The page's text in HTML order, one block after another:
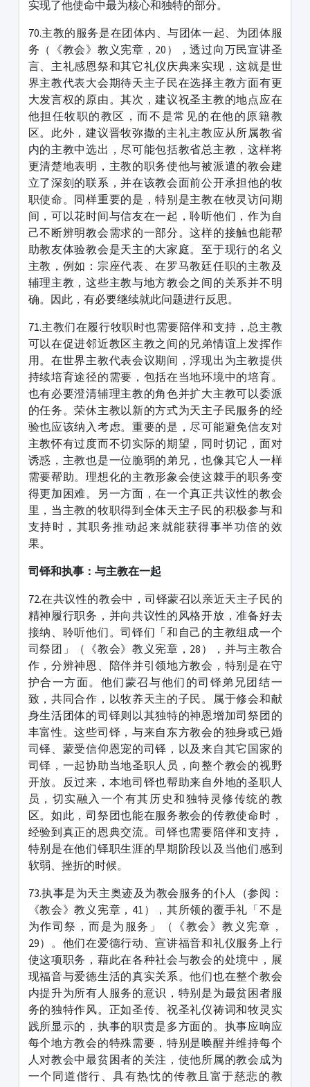
实现了他使命中最为核心和独特的部分。
70.主教的服务是在团体内、与团体一起、为团体服
务（《教会》教义宪章，20），透过向万民宣讲圣
言、主礼感恩祭和其它礼仪庆典来实现，这就是世
界主教代表大会期待天主子民在选择主教方面有更
大发言权的原由。其次，建议祝圣主教的地点应在
他担任牧职的教区，而不是常见的在他的原籍教
区。此外，建议晋牧弥撒的主礼主教应从所属教省
内的主教中选出，尽可能包括教省总主教，这样将
更清楚地表明，主教的职务使他与被派遣的教会建
立了深刻的联系，并在该教会面前公开承担他的牧
职使命。同样重要的是，特别是主教在牧灵访问期
间，可以花时间与信友在一起，聆听他们，作为自
己不断辨明教会需求的一部分。这样的接触也能帮
助教友体验教会是天主的大家庭。至于现行的名义
主教，例如：宗座代表、在罗马教廷任职的主教及
辅理主教，这些主教与地方教会之间的关系并不明
确。因此，有必要继续就此问题进行反思。
71.主教们在履行牧职时也需要陪伴和支持，总主教
可以在促进邻近教区主教之间的兄弟情谊上发挥作
用。在世界主教代表会议期间，浮现出为主教提供
持续培育途径的需要，包括在当地环境中的培育。
也有必要澄清辅理主教的角色并扩大主教可以委派
的任务。荣休主教以新的方式为天主子民服务的经
验也应该纳入考虑。重要的是，尽可能避免信友对
主教怀有过度而不切实际的期望，同时切记，面对
诱惑，主教也是一位脆弱的弟兄，也像其它人一样
需要帮助。理想化的主教形象会使这棘手的职务变
得更加困难。另一方面，在一个真正共议性的教会
里，当主教的牧职得到全体天主子民的积极参与和
支持时，其职务推动起来就能获得事半功倍的效
果。
司铎和执事：与主教在一起
72.在共议性的教会中，司铎蒙召以亲近天主子民的
精神履行职务，并向共议性的风格开放，准备好去
接纳、聆听他们。司铎们「和自己的主教组成一个
司祭团」（《教会》教义宪章，28），并与主教合
作，分辨神恩、陪伴并引领地方教会，特别是在守
护合一方面。他们蒙召与他们的司铎弟兄团结一
致，共同合作，以牧养天主的子民。属于修会和献
身生活团体的司铎则以其独特的神恩增加司祭团的
丰富性。这些司铎，与来自东方教会的独身或已婚
司铎、蒙受信仰恩宠的司铎，以及来自其它国家的
司铎，一起协助当地圣职人员，向整个教会的视野
开放。反过来，本地司铎也帮助来自外地的圣职人
员，切实融入一个有其历史和独特灵修传统的教
区。如此，司祭团也能在服务教会的传教使命时，
经验到真正的恩典交流。司铎也需要陪伴和支持，
特别是在他们铎职生涯的早期阶段以及当他们感到
软弱、挫折的时候。
73.执事是为天主奥迹及为教会服务的仆人（参阅：
《教会》教义宪章，41），其所领的覆手礼「不是
为作司祭，而是为服务」（《教会》教义宪章，
29）。他们在爱德行动、宣讲福音和礼仪服务上行
使这项职务，藉此在各种社会与教会的处境中，展
现福音与爱德生活的真实关系。他们也在整个教会
内提升为所有人服务的意识，特别是为最贫困者服
务的独特作风。正如圣传、祝圣礼仪祷词和牧灵实
践所显示的，执事的职责是多方面的。执事应响应
每个地方教会的特殊需要，特别是唤醒并维持每个
人对教会中最贫困者的关注，使他所属的教会成为
一个同道偕行、具有热忱的传教且富于慈悲的教